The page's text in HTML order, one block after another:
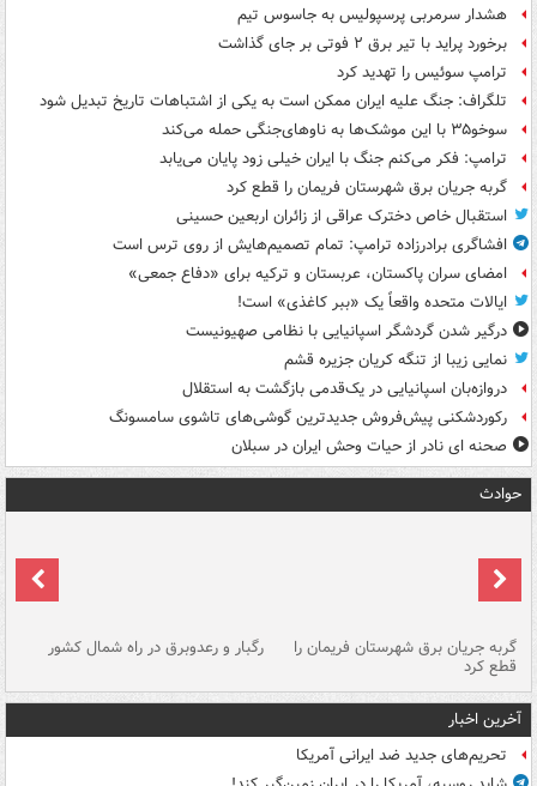
هشدار سرمربی پرسپولیس به جاسوس تیم
برخورد پراید با تیر برق ۲ فوتی بر جای گذاشت
ترامپ سوئیس را تهدید کرد
تلگراف: جنگ علیه ایران ممکن است به یکی از اشتباهات تاریخ تبدیل شود
سوخو۳۵ با این موشک‌ها به ناوهای‌جنگی حمله می‌کند
ترامپ: فکر می‌کنم جنگ با ایران خیلی زود پایان می‌یابد
گربه جریان برق شهرستان فریمان را قطع کرد
استقبال خاص دخترک عراقی از زائران اربعین حسینی
افشاگری برادرزاده ترامپ: تمام تصمیم‌هایش از روی ترس است
امضای سران پاکستان، عربستان و ترکیه برای «دفاع جمعی»
ایالات متحده واقعاً یک «ببر کاغذی» است!
درگیر شدن گردشگر اسپانیایی با نظامی صهیونیست
نمایی زیبا از تنگه کریان جزیره قشم
دروازه‌بان اسپانیایی در یک‌قدمی بازگشت به استقلال
رکوردشکنی پیش‌فروش جدیدترین گوشی‌های تاشوی سامسونگ
صحنه ای نادر از حیات وحش ایران در سبلان
حوادث
گربه جریان برق شهرستان فریمان را
قطع کرد
رگبار و رعدوبرق در راه شمال کشور
آخرین اخبار
تحریم‌های جدید ضد ایرانی آمریکا